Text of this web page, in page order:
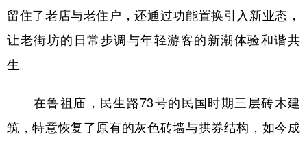
留住了老店与老住户，还通过功能置换引入新业态，
让老街坊的日常步调与年轻游客的新潮体验和谐共
生。
在鲁祖庙，民生路73号的民国时期三层砖木建
筑，特意恢复了原有的灰色砖墙与拱券结构，如今成